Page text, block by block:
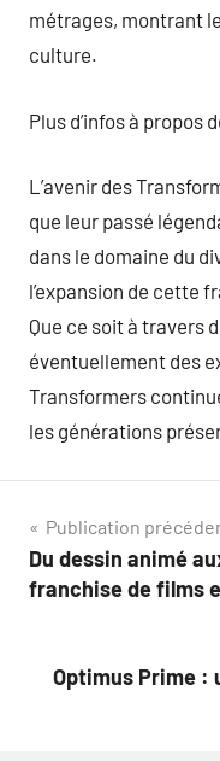
métrages, montrant
culture.
Plus d’infos à propos
L’avenir des
que leur passé
dans le domaine du
l’expansion de cette
Que ce soit à travers
éventuellement des
Transformers
les générations
Navigation
de
Publication
Du dessin animé
franchise de films
Optimus Prime :